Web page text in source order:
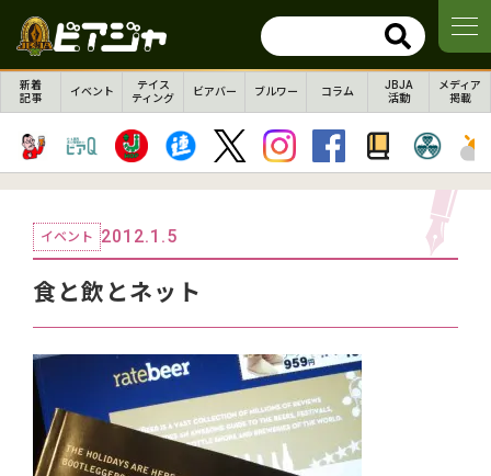
新着
記事
イベント
テイス
ティング
ビアバー ブルワー コラム
JBJA
活動
メディア
掲載
イベント 2012.1.5
食と飲とネット